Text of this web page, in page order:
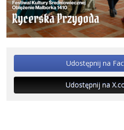
Udostępnij na
Udostępnij na